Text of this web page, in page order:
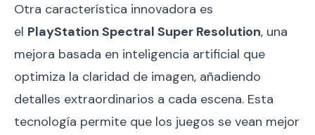
Otra característica innovadora es
el PlayStation Spectral Super Resolution, una
mejora basada en inteligencia artificial que
optimiza la claridad de imagen, añadiendo
detalles extraordinarios a cada escena. Esta
tecnología permite que los juegos se vean mejor